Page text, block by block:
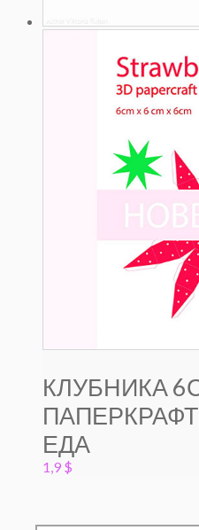
КЛУБНИКА
ЕДА
1,9 $